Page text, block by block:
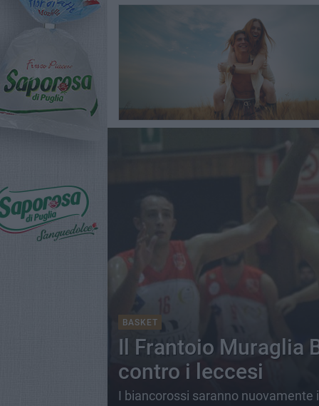
BASKET
Il Frantoio Muraglia
contro i leccesi
I biancorossi saranno nuovamente